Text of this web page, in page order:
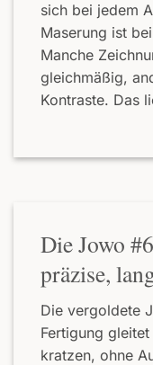
sich bei jedem
Maserung ist
Manche
gleichmäßig,
Kontraste. Das
Die Jowo
präzise,
Die vergoldete
Fertigung
kratzen, ohne